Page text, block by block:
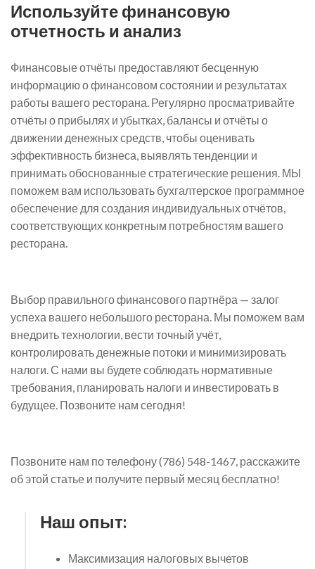
Используйте финансовую
отчетность и анализ
Финансовые отчёты предоставляют бесценную
информацию о финансовом состоянии и результатах
работы вашего ресторана. Регулярно просматривайте
отчёты о прибылях и убытках, балансы и отчёты о
движении денежных средств, чтобы оценивать
эффективность бизнеса, выявлять тенденции и
принимать обоснованные стратегические решения. МЫ
поможем вам использовать бухгалтерское программное
обеспечение для создания индивидуальных отчётов,
соответствующих конкретным потребностям вашего
ресторана.
Выбор правильного финансового партнёра — залог
успеха вашего небольшого ресторана. Мы поможем вам
внедрить технологии, вести точный учёт,
контролировать денежные потоки и минимизировать
налоги. С нами вы будете соблюдать нормативные
требования, планировать налоги и инвестировать в
будущее. Позвоните нам сегодня!
Позвоните нам по телефону (786) 548-1467, расскажите
об этой статье и получите первый месяц бесплатно!
Наш опыт:
Максимизация налоговых вычетов